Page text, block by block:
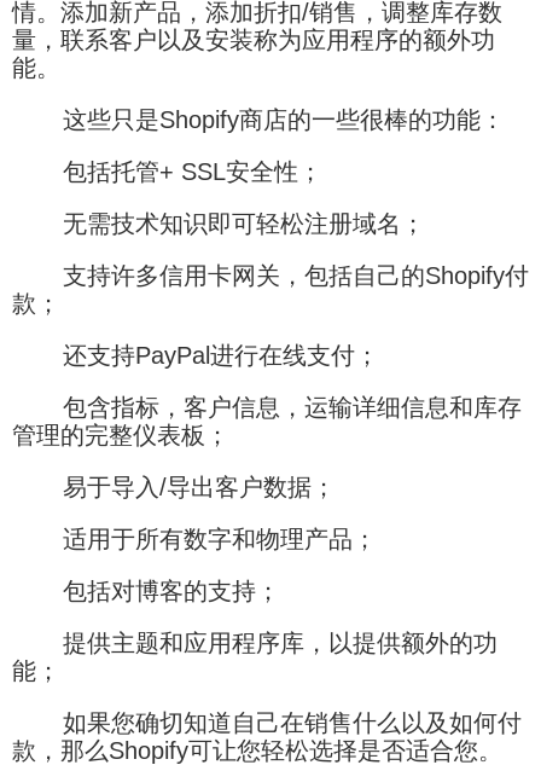
情。添加新产品，添加折扣/销售，调整库存数
量，联系客户以及安装称为应用程序的额外功
能。
这些只是Shopify商店的一些很棒的功能：
包括托管+ SSL安全性；
无需技术知识即可轻松注册域名；
支持许多信用卡网关，包括自己的Shopify付
款；
还支持PayPal进行在线支付；
包含指标，客户信息，运输详细信息和库存
管理的完整仪表板；
易于导入/导出客户数据；
适用于所有数字和物理产品；
包括对博客的支持；
提供主题和应用程序库，以提供额外的功
能；
如果您确切知道自己在销售什么以及如何付
款，那么Shopify可让您轻松选择是否适合您。